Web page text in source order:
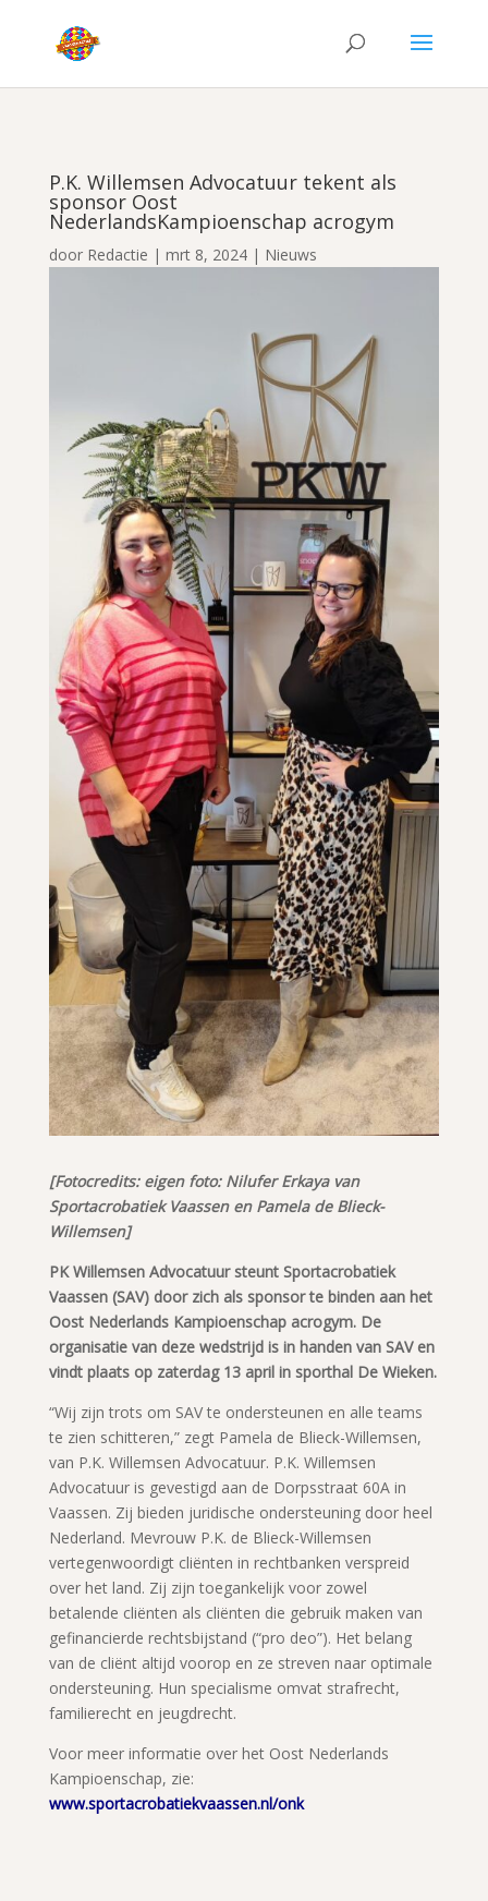
P.K. Willemsen Advocatuur tekent als
sponsor Oost
NederlandsKampioenschap acrogym
door Redactie | mrt 8, 2024| Nieuws
[Fotocredits: eigen foto: Nilufer Erkaya van
Sportacrobatiek Vaassen en Pamela de Blieck-
Willemsen]
PK Willemsen Advocatuur steunt Sportacrobatiek
Vaassen (SAV) door zich als sponsor te binden aan het
Oost Nederlands Kampioenschap acrogym. De
organisatie van deze wedstrijd is in handen van SAV en
vindt plaats op zaterdag 13 april in sporthal De Wieken.
“Wij zijn trots om SAV te ondersteunen en alle teams
te zien schitteren,” zegt Pamela de Blieck-Willemsen,
van P.K. Willemsen Advocatuur. P.K. Willemsen
Advocatuur is gevestigd aan de Dorpsstraat 60A in
Vaassen. Zij bieden juridische ondersteuning door heel
Nederland. Mevrouw P.K. de Blieck-Willemsen
vertegenwoordigt cliënten in rechtbanken verspreid
over het land. Zij zijn toegankelijk voor zowel
betalende cliënten als cliënten die gebruik maken van
gefinancierde rechtsbijstand (“pro deo”). Het belang
van de cliënt altijd voorop en ze streven naar optimale
ondersteuning. Hun specialisme omvat strafrecht,
familierecht en jeugdrecht.
Voor meer informatie over het Oost Nederlands
Kampioenschap, zie:
www.sportacrobatiekvaassen.nl/onk